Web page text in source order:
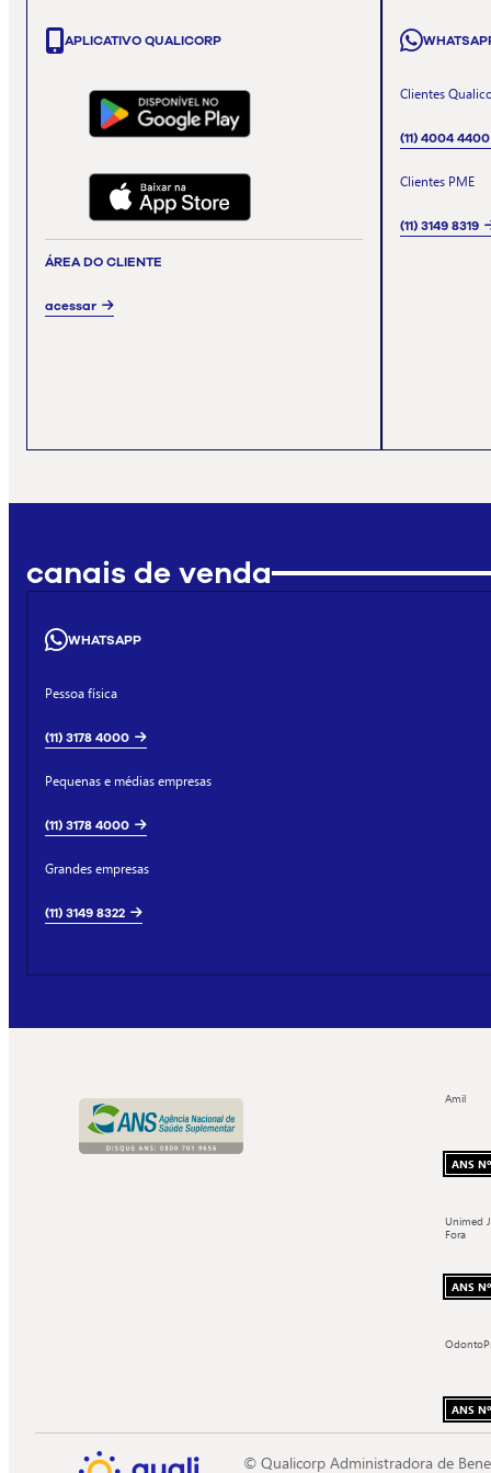
APLICATIVO QUALICORP
ÁREA DO CLIENTE
acessar
Clientes
(11) 4004 4400
Clientes PME
(11) 3149 8319
canais de venda
WHATSAPP
Pessoa física
(11) 3178 4000
Pequenas e médias empresas
(11) 3178 4000
Grandes empresas
(11) 3149 8322
Amil
ANS
Unimed
Fora
ANS
ANS
© Qualicorp Administradora de